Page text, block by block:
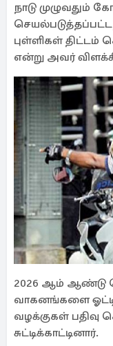
நாடு முழுவதும்
புள்ளிகள் திட்டம்
என்று அவர்
2026 ஆம் ஆண்டு
வாகனங்களை
வழக்குகள் பதிவு
சுட்டிக்காட்டினார்.